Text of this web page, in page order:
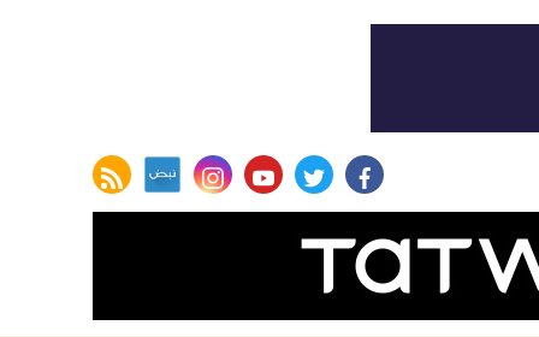
facebook
twitter
youtube
instagram
rss feed